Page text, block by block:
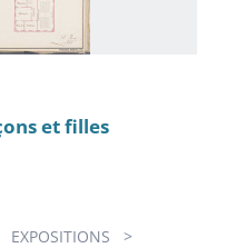
et filles
EXPOSITIONS